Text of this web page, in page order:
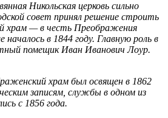
Никольская церковь сильно
совет принял решение строить
храм — в честь Преображения
началось в 1844 году. Главную роль в
помещик Иван Иванович Лоур.
храм был освящен в 1862
записям, службы в одном из
с 1856 года.